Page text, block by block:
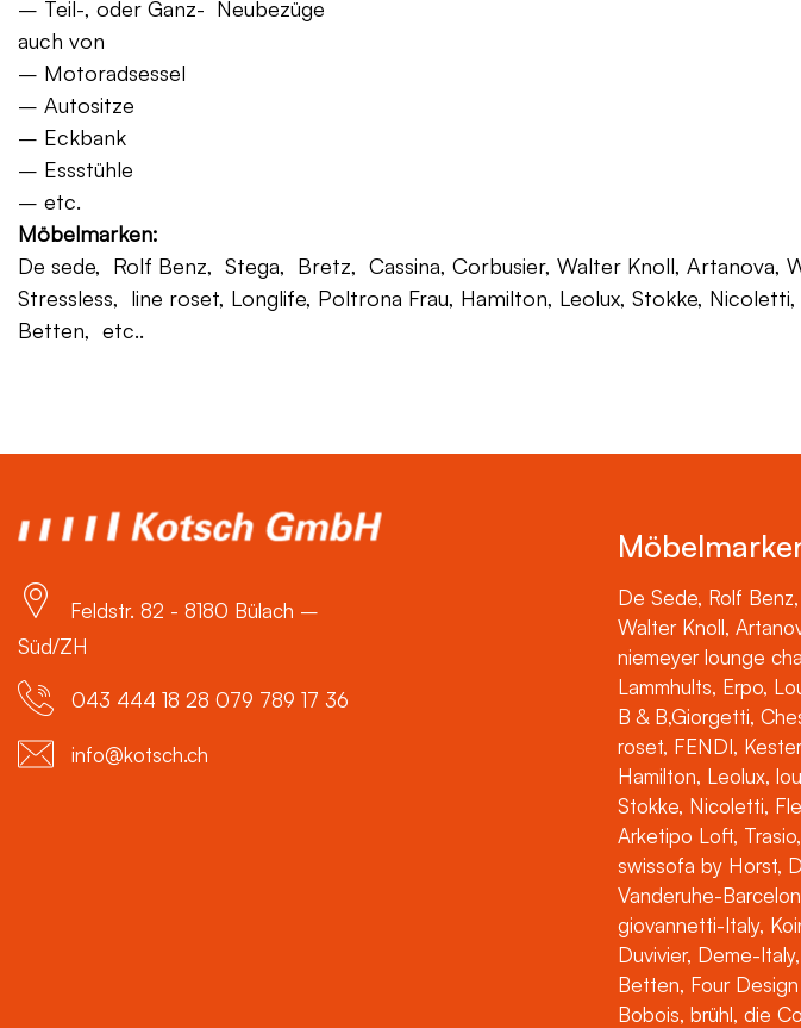
– Teil-, oder Ganz- Neubezüge
auch von
– Motoradsessel
– Autositze
– Eckbank
– Essstühle
– etc.
Möbelmarken:
De sede, Rolf Benz, Stega, Bretz, Cassina, Corbusier, Walter Knoll, Artanova,
Stressless, line roset, Longlife, Poltrona Frau, Hamilton, Leolux, Stokke,
Betten, etc..
Feldstr. 82 - 8180 Bülach –
Süd/ZH
043 444 18 28 079 789 17 36
info@kotsch.ch
De Sede, Rolf
Walter Knoll,
niemeyer lounge
Lammhults, Erpo,
B & B,Giorgetti,
roset, FENDI,
Hamilton, Leolux,
Stokke, Nicoletti,
Arketipo Loft,
swissofa by Horst,
Vanderuhe-
giovannetti-Italy,
Duvivier, Deme-
Betten, Four
Bobois, brühl, die